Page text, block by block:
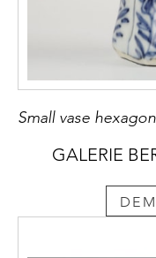
GALERIE